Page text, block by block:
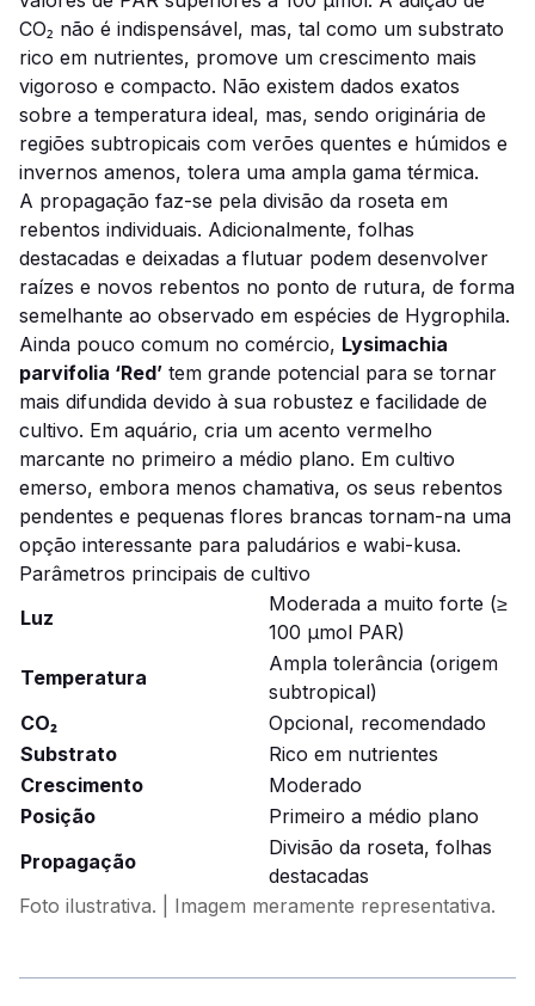
CO₂ não é indispensável, mas, tal como um substrato
rico em nutrientes, promove um crescimento mais
vigoroso e compacto. Não existem dados exatos
sobre a temperatura ideal, mas, sendo originária de
regiões subtropicais com verões quentes e húmidos e
invernos amenos, tolera uma ampla gama térmica.
A propagação faz-se pela divisão da roseta em
rebentos individuais. Adicionalmente, folhas
destacadas e deixadas a flutuar podem desenvolver
raízes e novos rebentos no ponto de rutura, de forma
semelhante ao observado em espécies de Hygrophila.
Ainda pouco comum no comércio, Lysimachia
parvifolia ‘Red’ tem grande potencial para se tornar
mais difundida devido à sua robustez e facilidade de
cultivo. Em aquário, cria um acento vermelho
marcante no primeiro a médio plano. Em cultivo
emerso, embora menos chamativa, os seus rebentos
pendentes e pequenas flores brancas tornam-na uma
opção interessante para paludários e wabi-kusa.
Parâmetros principais de cultivo
Luz
Moderada a muito forte (≥
100 µmol PAR)
Temperatura
Ampla tolerância (origem
subtropical)
CO₂
Opcional, recomendado
Substrato
Rico em nutrientes
Crescimento
Moderado
Posição
Primeiro a médio plano
Propagação
Divisão da roseta, folhas
destacadas
Foto ilustrativa. | Imagem meramente representativa.